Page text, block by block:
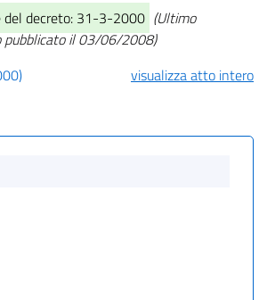
del decreto: 31-3-2000 (Ultimo
il 03/06/2008)
visualizza atto intero